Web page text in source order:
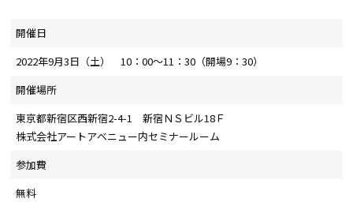
開催日
2022年9月3日（土） 10：00～11：30（開場9：30）
開催場所
東京都新宿区西新宿2-4-1 新宿ＮＳビル18Ｆ
株式会社アートアベニュー内セミナールーム
参加費
無料